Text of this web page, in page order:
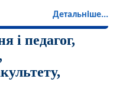
Детальніше...
і педагог,